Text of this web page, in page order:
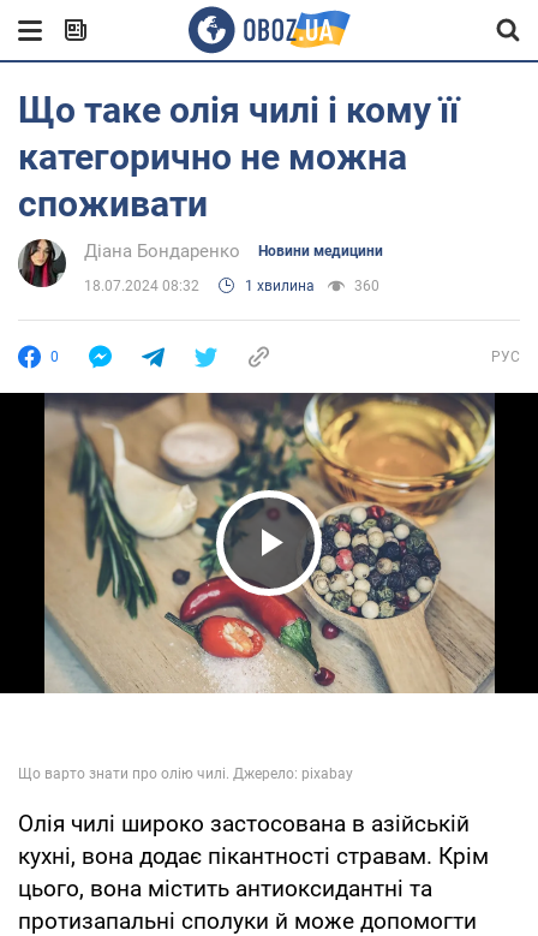
Що таке олія чилі і кому її
категорично не можна
споживати
Діана Бондаренко Новини медицини
18.07.2024 08:32 1 хвилина 360
0 РУС
Play Video
Олія чилі широко застосована в азійській
кухні, вона додає пікантності стравам. Крім
цього, вона містить антиоксидантні та
протизапальні сполуки й може допомогти